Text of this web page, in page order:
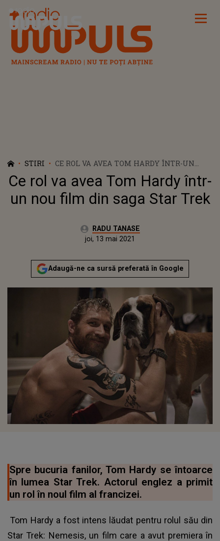
Radio Impuls
STIRI
CE ROL VA AVEA TOM HARDY ÎNTR-UN
NOU FILM DIN SAGA STAR TREK
Ce rol va avea Tom Hardy într-
un nou film din saga Star Trek
Autor:RADU TANASE
Actualizat:
joi, 13 mai 2021
Adaugă-ne ca sursă preferată în Google
Spre bucuria fanilor, Tom Hardy se întoarce
în lumea Star Trek. Actorul englez a primit
un rol în noul film al francizei.
Tom Hardy a fost intens lăudat pentru rolul său din
Star Trek: Nemesis, un film care a avut premiera în